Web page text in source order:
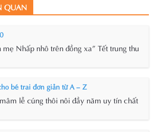
QUAN
mẹ Nhấp nhô trên đồng xa” Tết trung thu
bé trai đơn giản từ A – Z
lễ cúng thôi nôi đầy năm uy tín chất